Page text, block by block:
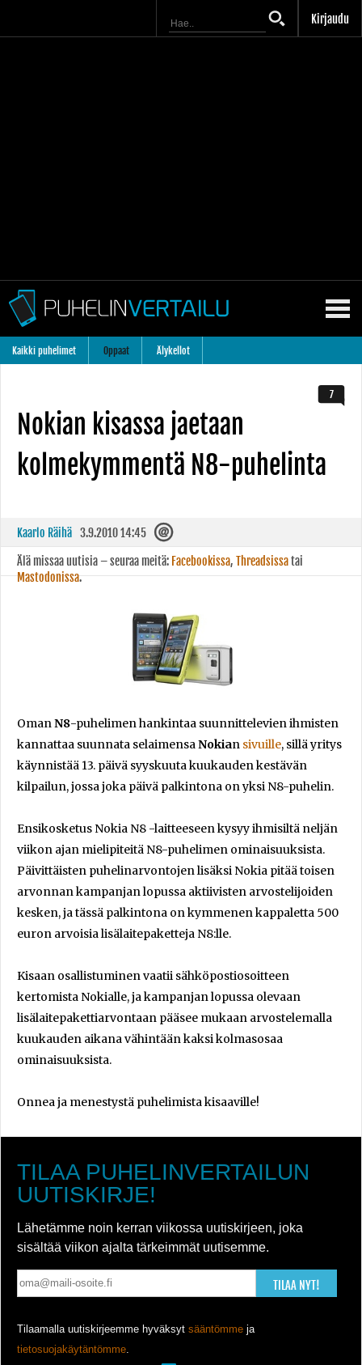
Kirjaudu
Kaikki puhelimet Oppaat Älykellot
Nokian kisassa jaetaan
kolmekymmentä N8-puhelinta
7
Kaarlo Räihä 3.9.2010 14:45
Älä missaa uutisia – seuraa meitä: Facebookissa, Threadsissatai
Mastodonissa.
OmanN8-puhelimen hankintaa suunnittelevien ihmisten
kannattaa suunnata selaimensaNokian sivuille, sillä yritys
käynnistää 13. päivä syyskuuta kuukauden kestävän
kilpailun, jossa joka päivä palkintona on yksi N8-puhelin.
Ensikosketus Nokia N8 -laitteeseen kysyy ihmisiltä neljän
viikon ajan mielipiteitä N8-puhelimen ominaisuuksista.
Päivittäisten puhelinarvontojen lisäksi Nokia pitää toisen
arvonnan kampanjan lopussa aktiivisten arvostelijoiden
kesken, ja tässä palkintona on kymmenen kappaletta 500
euron arvoisia lisälaitepaketteja N8:lle.
Kisaan osallistuminen vaatii sähköpostiosoitteen
kertomista Nokialle, ja kampanjan lopussa olevaan
lisälaitepakettiarvontaan pääsee mukaan arvostelemalla
kuukauden aikana vähintään kaksi kolmasosaa
ominaisuuksista.
Onnea ja menestystä puhelimista kisaaville!
TILAA PUHELINVERTAILUN
UUTISKIRJE!
Lähetämme noin kerran viikossa uutiskirjeen, joka
sisältää viikon ajalta tärkeimmät uutisemme.
TILAA NYT!
Tilaamalla uutiskirjeemme hyväksyt sääntömme ja
tietosuojakäytäntömme